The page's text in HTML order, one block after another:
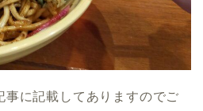
事に記載してありますのでご